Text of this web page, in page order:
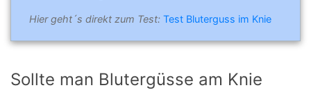
Hier geht´s direkt zum Test: Test Bluterguss im Knie
Sollte man Blutergüsse am Knie